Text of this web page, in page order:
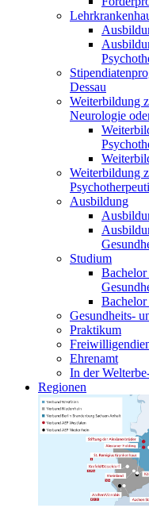
Dessau
Weiterbildung
Neurologie
Weiterbildung
Ausbildung
Studium
Gesundheits-
Praktikum
Ehrenamt
In der
Regionen